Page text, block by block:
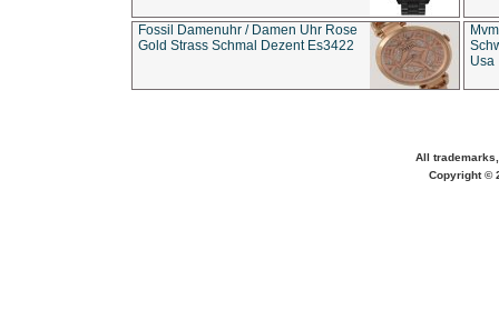
Fossil Damenuhr / Damen Uhr Rose
Gold Strass Schmal Dezent Es3422
Usa
All
Copyright ©